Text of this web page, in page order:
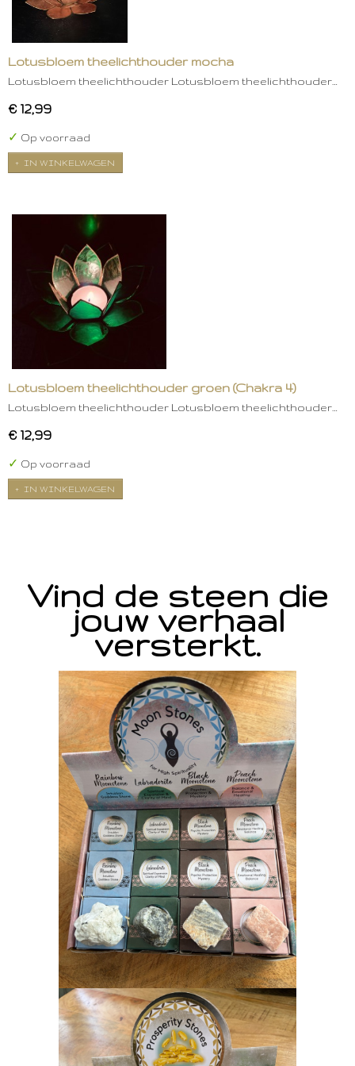
Lotusbloem theelichthouder mocha
Lotusbloem theelichthouder Lotusbloem theelichthouder…
€ 12,99
✓ Op voorraad
IN WINKELWAGEN
Lotusbloem theelichthouder groen (Chakra 4)
Lotusbloem theelichthouder Lotusbloem theelichthouder…
€ 12,99
✓ Op voorraad
IN WINKELWAGEN
Vind de steen die
jouw verhaal
versterkt.